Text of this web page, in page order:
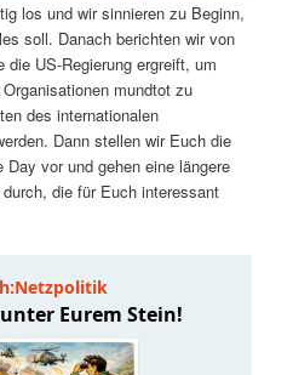
los und wir sinnieren zu Beginn,
soll. Danach berichten wir von
US-Regierung ergreift, um
mundtot zu
des internationalen
Dann stellen wir Euch die
vor und gehen eine längere
die für Euch interessant